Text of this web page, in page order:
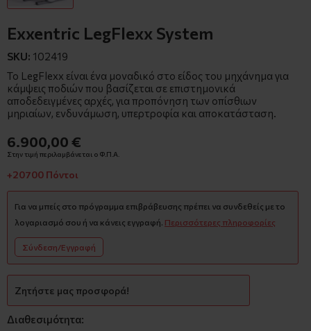
Exxentric LegFlexx System
SKU: 102419
Το LegFlexx είναι ένα μοναδικό στο είδος του μηχάνημα για
κάμψεις ποδιών που βασίζεται σε επιστημονικά
αποδεδειγμένες αρχές, για προπόνηση των οπίσθιων
μηριαίων, ενδυνάμωση, υπερτροφία και αποκατάσταση.
6.900,00 €
Στην τιμή περιλαμβάνεται ο Φ.Π.Α.
+20700 Πόντοι
Για να μπείς στο πρόγραμμα επιβράβευσης πρέπει να συνδεθείς με το
λογαριασμό σου ή να κάνεις εγγραφή. Περισσότερες πληροφορίες
Σύνδεση/Εγγραφή
Ζητήστε μας προσφορά!
Διαθεσιμότητα: